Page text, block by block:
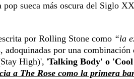
sueca más oscura del Siglo
por Rolling Stone como “la
adoquinadas por una
High)', 'Talking Body' o
a The Rose como la primera